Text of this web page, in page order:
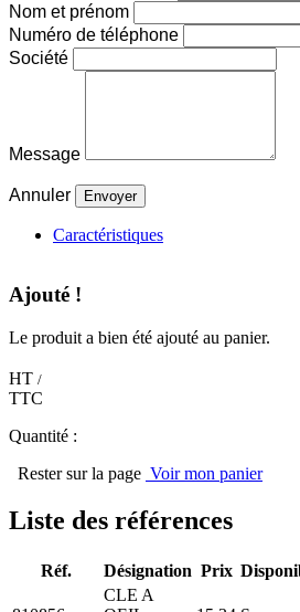
Nom et prénom
Numéro de téléphone
Société
Message
Annuler
Caractéristiques
Ajouté !
Le produit a bien été ajouté au panier.
HT /
TTC
Quantité :
Rester sur la page Voir mon panier
Liste des références
Réf. Désignation Prix
CLE A